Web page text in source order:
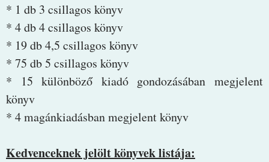
* 1 db 3 csillagos könyv
* 4 db 4 csillagos könyv
* 19 db 4,5 csillagos könyv
* 75 db 5 csillagos könyv
* 15 különböző kiadó gondozásában megjelent
könyv
* 4 magánkiadásban megjelent könyv
Kedvenceknek jelölt könyvek listája: